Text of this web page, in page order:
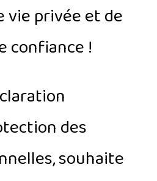
privée et de
confiance !
des
souhaite